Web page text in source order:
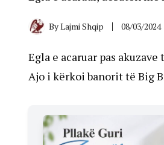
ByLajmi Shqip 08/03/2024
Egla e acaruar pas
Ajo i kërkoi banorit të Big